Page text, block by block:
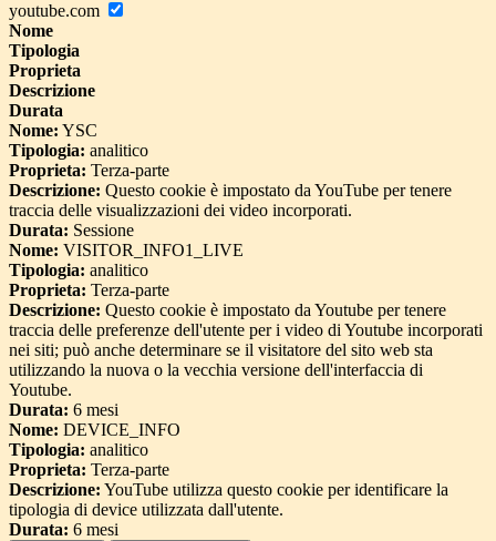
youtube.com
Nome
Tipologia
Proprieta
Descrizione
Durata
Nome: YSC
Tipologia: analitico
Proprieta: Terza-parte
Descrizione: Questo cookie è impostato da YouTube per tenere
traccia delle visualizzazioni dei video incorporati.
Durata: Sessione
Nome: VISITOR_INFO1_LIVE
Tipologia: analitico
Proprieta: Terza-parte
Descrizione: Questo cookie è impostato da Youtube per tenere
traccia delle preferenze dell'utente per i video di Youtube incorporati
nei siti; può anche determinare se il visitatore del sito web sta
utilizzando la nuova o la vecchia versione dell'interfaccia di
Youtube.
Durata: 6 mesi
Nome: DEVICE_INFO
Tipologia: analitico
Proprieta: Terza-parte
Descrizione: YouTube utilizza questo cookie per identificare la
tipologia di device utilizzata dall'utente.
Durata: 6 mesi